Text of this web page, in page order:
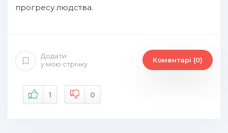
прогресу людства.
Додати
у мою стрічку
Коментарі (0)
1 0